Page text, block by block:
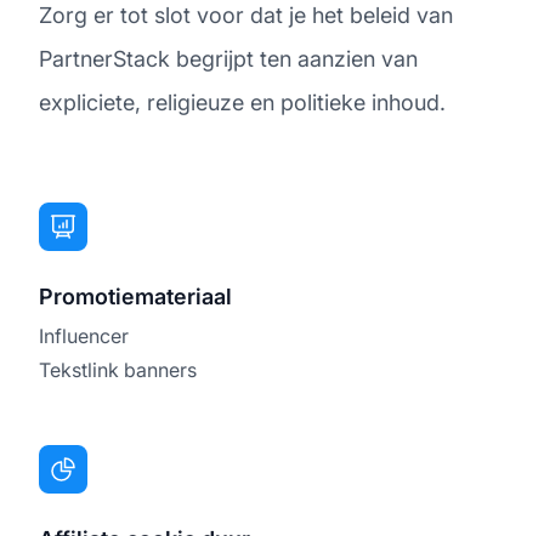
Zorg er tot slot voor dat je het beleid van
PartnerStack begrijpt ten aanzien van
expliciete, religieuze en politieke inhoud.
Promotiemateriaal
Influencer
Tekstlink banners